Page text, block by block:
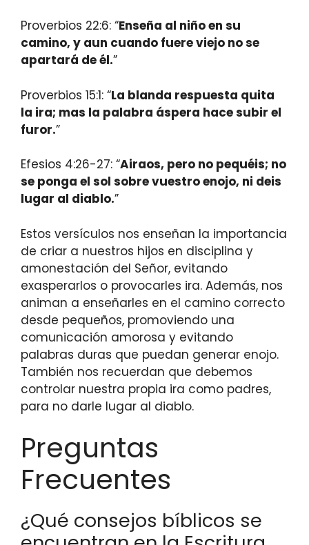
Proverbios 22:6: “Enseña al niño en su
camino, y aun cuando fuere viejo no se
apartará de él.”
Proverbios 15:1: “La blanda respuesta quita
la ira; mas la palabra áspera hace subir el
furor.”
Efesios 4:26-27: “Airaos, pero no pequéis; no
se ponga el sol sobre vuestro enojo, ni deis
lugar al diablo.”
Estos versículos nos enseñan la importancia
de criar a nuestros hijos en disciplina y
amonestación del Señor, evitando
exasperarlos o provocarles ira. Además, nos
animan a enseñarles en el camino correcto
desde pequeños, promoviendo una
comunicación amorosa y evitando
palabras duras que puedan generar enojo.
También nos recuerdan que debemos
controlar nuestra propia ira como padres,
para no darle lugar al diablo.
Preguntas
Frecuentes
¿Qué consejos bíblicos se